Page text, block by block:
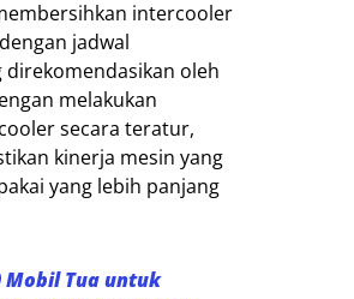
intercooler
jadwal
direkomendasikan oleh
melakukan
secara teratur,
kinerja mesin yang
yang lebih panjang
Mobil Tua untuk